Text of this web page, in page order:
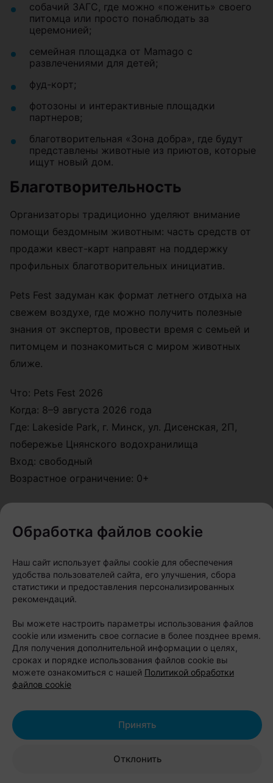
собачий ЗАГС, где можно «поженить» своего
питомца или просто понаблюдать за
церемонией;
семейная площадка от Mamago с
развлечениями для детей;
фуд-корт;
фотозоны и интерактивные площадки
партнеров;
благотворительная «Зона добра», где будут
представлены животные из приютов, которые
ищут новый дом.
Благотворительность
Организаторы традиционно уделяют внимание
помощи бездомным животным: часть средств от
продажи квест-карт направят на поддержку
профильных благотворительных инициатив.
Pets Fest задуман как формат летнего отдыха на
свежем воздухе, где можно получить полезные
знания от экспертов, провести время с семьей и
питомцем и познакомиться с миром животных
ближе.
Что: Pets Fest 2026
Когда: 8–9 августа 2026 года
Где: Lakeside Park, г. Минск, ул. Дисенская, 2П,
побережье Цнянского водохранилища
Вход: свободный
Возрастное ограничение: 0+
канале
Следите за нами в соцсетях
Обработка файлов cookie
Наш сайт использует файлы cookie для обеспечения
удобства пользователей сайта, его улучшения, сбора
статистики и предоставления персонализированных
рекомендаций.
Вы можете настроить параметры использования файлов
cookie или изменить свое согласие в более позднее время.
Для получения дополнительной информации о целях,
сроках и порядке использования файлов cookie вы
можете ознакомиться с нашей Политикой обработки
файлов cookie
Отклонить
Принять